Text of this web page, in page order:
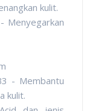
kulit.
Menyegarkan
- Membantu
kulit.